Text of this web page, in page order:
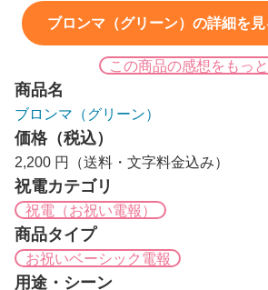
ブロンマ（グリーン）の詳細を見
この商品の感想をもっ
商品名
ブロンマ（グリーン）
価格（税込）
2,200 円（送料・文字料金込み）
祝電カテゴリ
祝電（お祝い電報）
商品タイプ
お祝いベーシック電報
用途・シーン